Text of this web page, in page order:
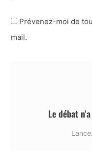
Prévenez-moi de
mail.
Le débat